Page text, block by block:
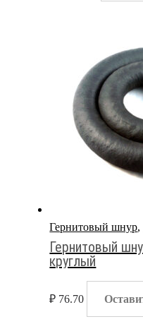
Гернитовый шнур,
Гернитовый
круглый
₽ 76.70